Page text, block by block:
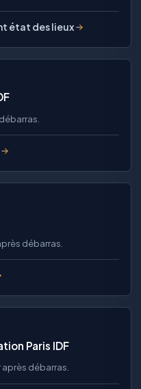
état des lieux
débarras.
Paris IDF
débarras.